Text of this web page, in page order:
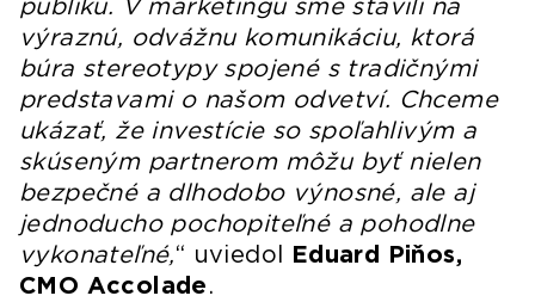
publiku. V marketingu sme stavili na
výraznú, odvážnu komunikáciu, ktorá
búra stereotypy spojené s tradičnými
predstavami o našom odvetví. Chceme
ukázať, že investície so spoľahlivým a
skúseným partnerom môžu byť nielen
bezpečné a dlhodobo výnosné, ale aj
jednoducho pochopiteľné a pohodlne
vykonateľné,“ uviedol Eduard Piňos,
CMO Accolade.